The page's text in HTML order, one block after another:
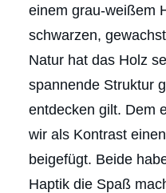
einem grau-weißem
schwarzen,
Natur hat das Holz
spannende Struktur
entdecken gilt. Dem
wir als Kontrast
beigefügt. Beide
Haptik die Spaß